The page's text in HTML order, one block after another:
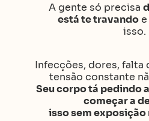
A gente só precisa
está te travandoe
isso.
Infecções, dores, falta
tensão constante
Seu corpo tá pedindo
começar a
isso sem exposição